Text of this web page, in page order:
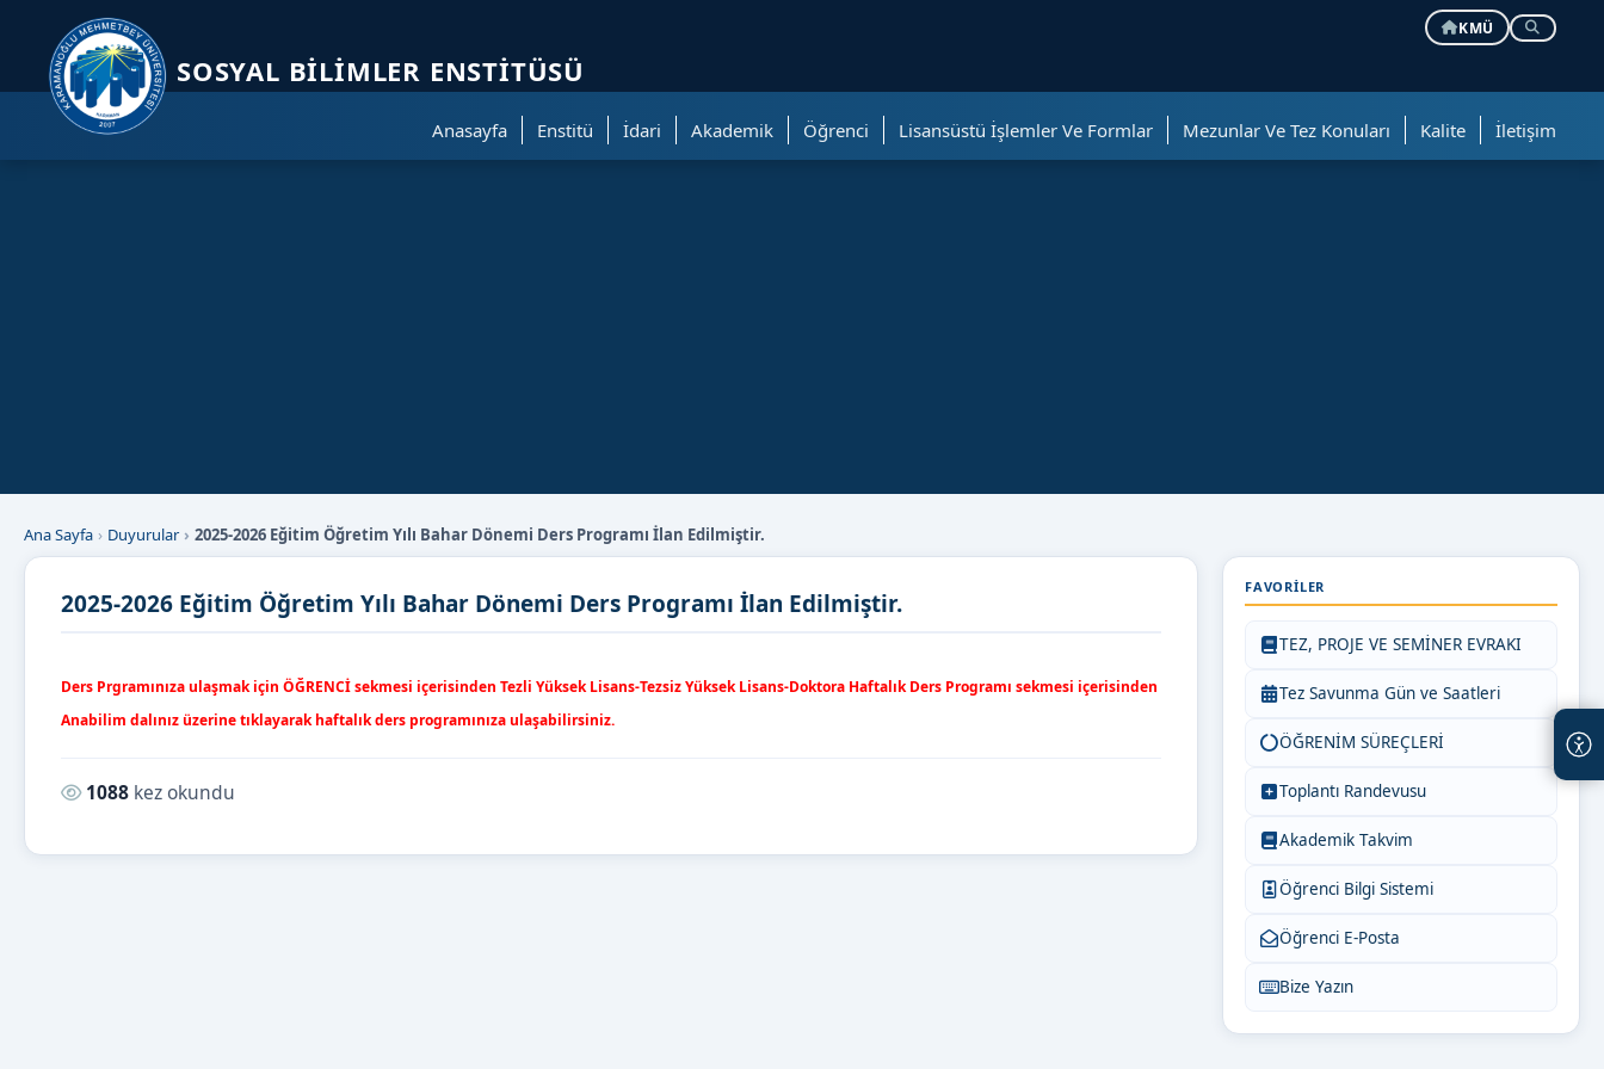
KMÜ
SOSYAL BILIMLER ENSTITÜSÜ
Anasayfa Enstitü İdari Akademik Öğrenci Lisansüstü İşlemler Ve Formlar Mezunlar Ve Tez Konuları Kalite İletişim
Ana Sayfa Duyurular 2025-2026 Eğitim Öğretim Yılı Bahar Dönemi Ders Programı İlan Edilmiştir.
2025-2026 Eğitim Öğretim Yılı Bahar Dönemi Ders Programı İlan Edilmiştir.
Ders Prgramınıza ulaşmak için ÖĞRENCİ sekmesi içerisinden Tezli Yüksek Lisans-Tezsiz Yüksek Lisans-Doktora Haftalık Ders Programı sekmesi içerisinden
Anabilim dalınız üzerine tıklayarak haftalık ders programınıza ulaşabilirsiniz.
Okunma sayısı:
1088 kez okundu
FAVORILER
TEZ, PROJE VE SEMİNER EVRAKI
Tez Savunma Gün ve Saatleri
ÖĞRENİM SÜREÇLERİ
Toplantı Randevusu
Akademik Takvim
Öğrenci Bilgi Sistemi
Öğrenci E-Posta
Bize Yazın